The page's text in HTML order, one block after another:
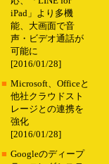
iPad」より多機
能、大画面で音
声・ビデオ通話が
可能に
[2016/01/28]
■ Microsoft、Officeと
他社クラウドスト
レージとの連携を
強化
[2016/01/28]
■ Googleのディープ